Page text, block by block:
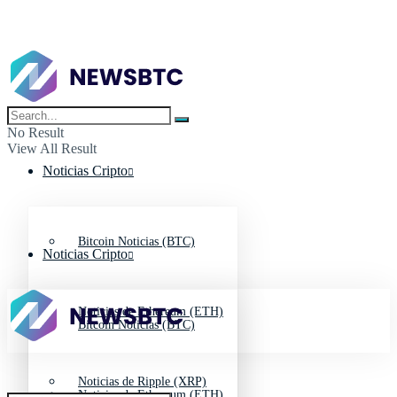
No Result
View All Result
Noticias Cripto
Bitcoin Noticias (BTC)
Noticias de Ethereum (ETH)
Noticias de Ripple (XRP)
Noticias Cripto
Bitcoin Noticias (BTC)